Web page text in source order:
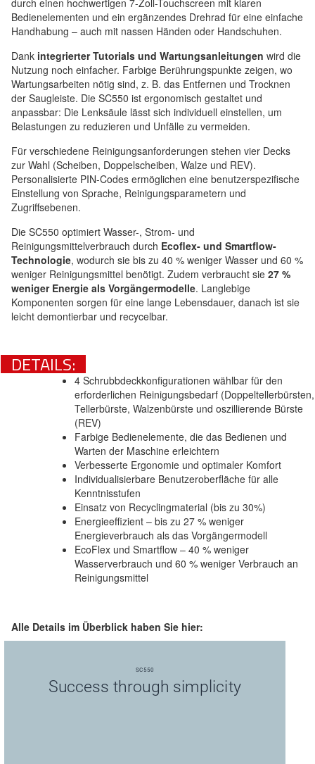
Bedienelementen und ein ergänzendes Drehrad für eine einfache
Handhabung – auch mit nassen Händen oder Handschuhen.
Dank integrierter Tutorials und Wartungsanleitungen wird die
Nutzung noch einfacher. Farbige Berührungspunkte zeigen, wo
Wartungsarbeiten nötig sind, z. B. das Entfernen und Trocknen
der Saugleiste. Die SC550 ist ergonomisch gestaltet und
anpassbar: Die Lenksäule lässt sich individuell einstellen, um
Belastungen zu reduzieren und Unfälle zu vermeiden.
Für verschiedene Reinigungsanforderungen stehen vier Decks
zur Wahl (Scheiben, Doppelscheiben, Walze und REV).
Personalisierte PIN-Codes ermöglichen eine benutzerspezifische
Einstellung von Sprache, Reinigungsparametern und
Zugriffsebenen.
Die SC550 optimiert Wasser-, Strom- und
Reinigungsmittelverbrauch durch Ecoflex- und Smartflow-
Technologie, wodurch sie bis zu 40 % weniger Wasser und 60 %
weniger Reinigungsmittel benötigt. Zudem verbraucht sie 27 %
weniger Energie als Vorgängermodelle. Langlebige
Komponenten sorgen für eine lange Lebensdauer, danach ist sie
leicht demontierbar und recycelbar.
DETAILS:
4 Schrubbdeckkonfigurationen wählbar für den
erforderlichen Reinigungsbedarf (Doppeltellerbürsten,
Tellerbürste, Walzenbürste und oszillierende Bürste
(REV)
Farbige Bedienelemente, die das Bedienen und
Warten der Maschine erleichtern
Verbesserte Ergonomie und optimaler Komfort
Individualisierbare Benutzeroberfläche für alle
Kenntnisstufen
Einsatz von Recyclingmaterial (bis zu 30%)
Energieeffizient – bis zu 27 % weniger
Energieverbrauch als das Vorgängermodell
EcoFlex und Smartflow – 40 % weniger
Wasserverbrauch und 60 % weniger Verbrauch an
Reinigungsmittel
Alle Details im Überblick haben Sie hier: